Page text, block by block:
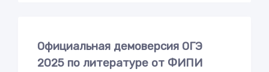
Официальная демоверсия ОГЭ
2025 по литературе от ФИПИ